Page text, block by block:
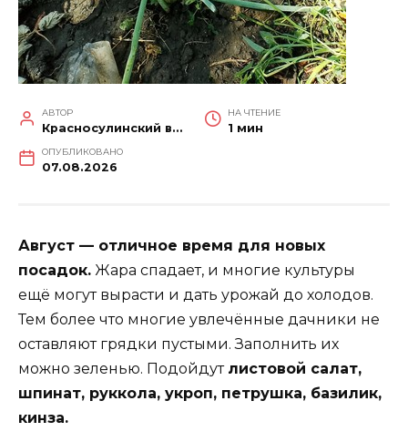
АВТОР
Красносулинский вестник
НА ЧТЕНИЕ
1 мин
ОПУБЛИКОВАНО
07.08.2026
Август — отличное время для новых
посадок. Жара спадает, и многие культуры
ещё могут вырасти и дать урожай до холодов.
Тем более что многие увлечённые дачники не
оставляют грядки пустыми. Заполнить их
можно зеленью. Подойдут листовой салат,
шпинат, руккола, укроп, петрушка, базилик,
кинза.